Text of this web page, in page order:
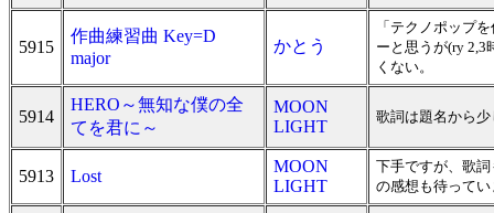
5915
作曲練習曲 Key=D
major
かとう
「テクノポップ
ーと思うが(ry 2,3
くない。
5914
HERO～無知な僕の全
てを君に～
MOON
LIGHT
歌詞は題名から
5913 Lost
MOON
LIGHT
下手ですが、歌
の感想も待って